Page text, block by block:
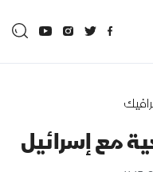
مع إسرائيل